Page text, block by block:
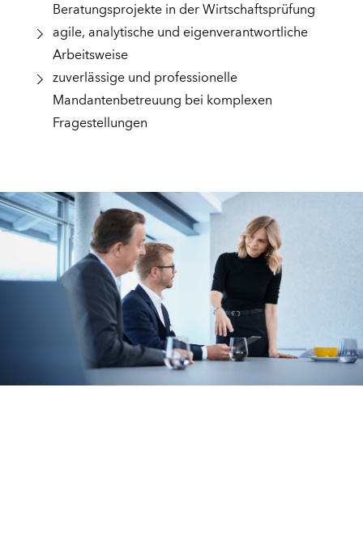
Beratungsprojekte in der Wirtschaftsprüfung
agile, analytische und eigenverantwortliche
Arbeitsweise
zuverlässige und professionelle
Mandantenbetreuung bei komplexen
Fragestellungen